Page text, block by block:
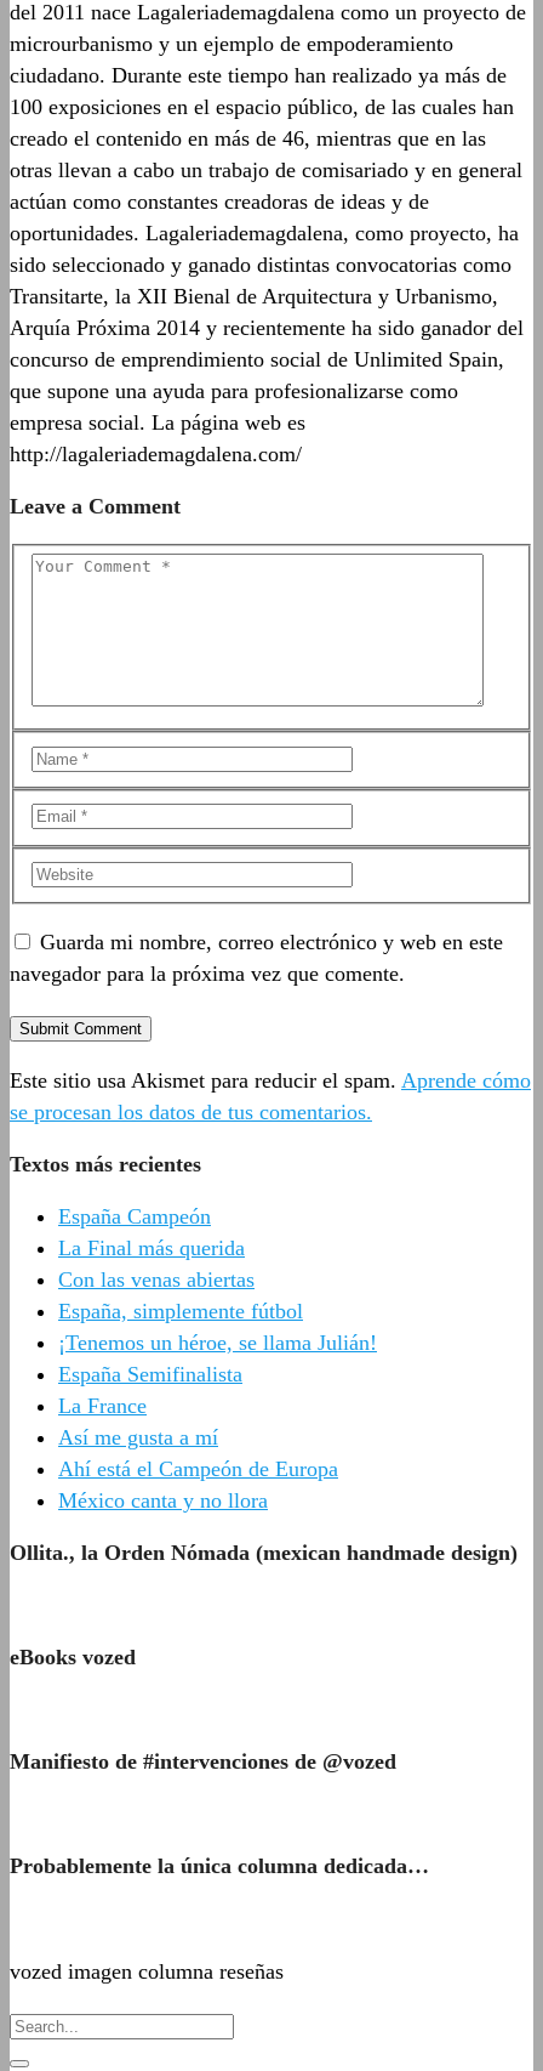
del 2011 nace Lagaleriademagdalena como un proyecto de
microurbanismo y un ejemplo de empoderamiento
ciudadano. Durante este tiempo han realizado ya más de
100 exposiciones en el espacio público, de las cuales han
creado el contenido en más de 46, mientras que en las
otras llevan a cabo un trabajo de comisariado y en general
actúan como constantes creadoras de ideas y de
oportunidades. Lagaleriademagdalena, como proyecto, ha
sido seleccionado y ganado distintas convocatorias como
Transitarte, la XII Bienal de Arquitectura y Urbanismo,
Arquía Próxima 2014 y recientemente ha sido ganador del
concurso de emprendimiento social de Unlimited Spain,
que supone una ayuda para profesionalizarse como
empresa social. La página web es
http://lagaleriademagdalena.com/
Leave a Comment
Guarda mi nombre, correo electrónico y web en este
navegador para la próxima vez que comente.
Este sitio usa Akismet para reducir el spam. Aprende cómo
se procesan los datos de tus comentarios.
Textos más recientes
España Campeón
La Final más querida
Con las venas abiertas
España, simplemente fútbol
¡Tenemos un héroe, se llama Julián!
España Semifinalista
La France
Así me gusta a mí
Ahí está el Campeón de Europa
México canta y no llora
Ollita., la Orden Nómada (mexican handmade design)
eBooks vozed
Manifiesto de #intervenciones de @vozed
Probablemente la única columna dedicada…
vozed imagen columna reseñas